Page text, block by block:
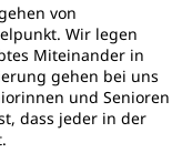
von
Wir legen
Miteinander in
gehen bei uns
und Senioren
dass jeder in der